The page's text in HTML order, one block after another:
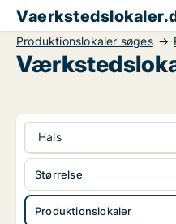
Produktionslokaler søges
Hals
Produktionslokaler
Størrelse